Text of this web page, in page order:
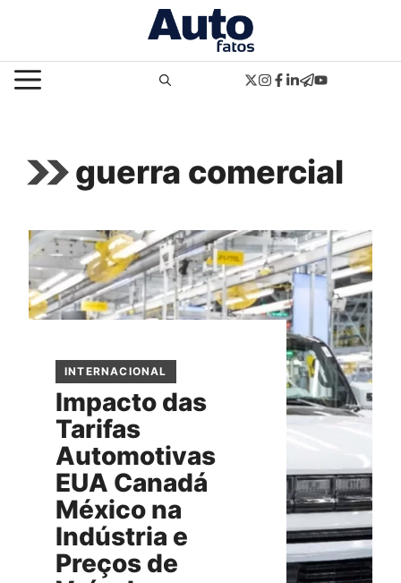
o
conteúdoMENU
guerra comercial
INTERNACIONAL
Impacto das
Tarifas
Automotivas
EUA Canadá
México na
Indústria e
Preços de